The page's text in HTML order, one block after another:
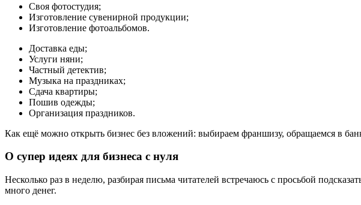
Своя фотостудия;
Изготовление сувенирной продукции;
Изготовление фотоальбомов.
Доставка еды;
Услуги няни;
Частный детектив;
Музыка на праздниках;
Сдача квартиры;
Пошив одежды;
Организация праздников.
Как ещё можно открыть бизнес без вложений: выбираем франшизу, обращаемся в
О супер идеях для бизнеса с нуля
Несколько раз в неделю, разбирая письма читателей встречаюсь с просьбой
много денег.